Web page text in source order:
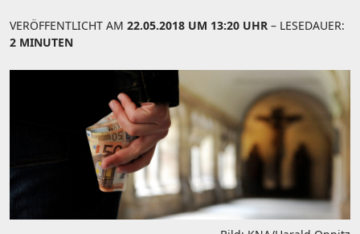
VERÖFFENTLICHT AM 22.05.2018 UM 13:20 UHR – LESEDAUER:
2 MINUTEN